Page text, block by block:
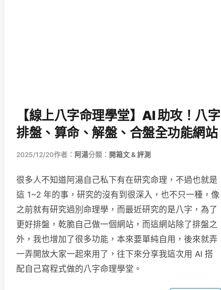
【線上八字命理學堂】AI 助攻！八字
排盤、算命、解盤、合盤全功能網站
2025/12/20作者： 阿湯分類： 開箱文 & 評測
很多人不知道阿湯自己私下有在研究命理，不過也就是
這 1~2 年的事，研究的沒有到很深入，也不只一種，像
之前就有研究過別命理學，而最近研究的是八字，為了
更好排盤，乾脆自己做一個網站，而這網站除了排盤之
外，我也增加了很多功能，本來要單純自用，後來就弄
一弄開放大家一起來用了，往下來分享我這次用 AI 搭
配自己寫程式做的八字命理學堂。